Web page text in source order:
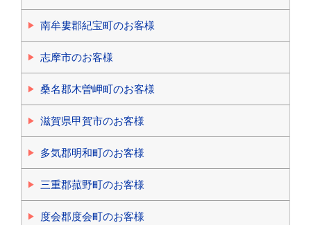
南牟婁郡紀宝町のお客様
志摩市のお客様
桑名郡木曽岬町のお客様
滋賀県甲賀市のお客様
多気郡明和町のお客様
三重郡菰野町のお客様
度会郡度会町のお客様